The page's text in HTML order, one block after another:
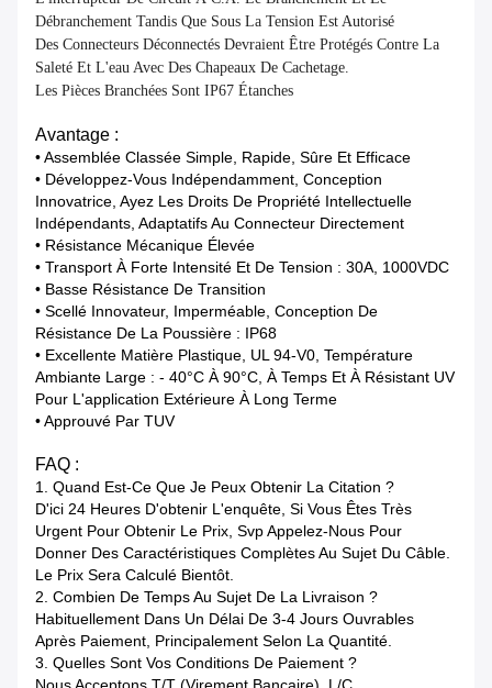
Débranchement Tandis Que Sous La Tension Est Autorisé
Des Connecteurs Déconnectés Devraient Être Protégés Contre La
Saleté Et L'eau Avec Des Chapeaux De Cachetage.
Les Pièces Branchées Sont IP67 Étanches
Avantage :
• Assemblée Classée Simple, Rapide, Sûre Et Efficace
• Développez-Vous Indépendamment, Conception
Innovatrice, Ayez Les Droits De Propriété Intellectuelle
Indépendants, Adaptatifs Au Connecteur Directement
• Résistance Mécanique Élevée
• Transport À Forte Intensité Et De Tension : 30A, 1000VDC
• Basse Résistance De Transition
• Scellé Innovateur, Imperméable, Conception De
Résistance De La Poussière : IP68
• Excellente Matière Plastique, UL 94-V0, Température
Ambiante Large : - 40°c À 90°c, À Temps Et À Résistant UV
Pour L'application Extérieure À Long Terme
• Approuvé Par TUV
FAQ :
1. Quand Est-Ce Que Je Peux Obtenir La Citation ?
D'ici 24 Heures D'obtenir L'enquête, Si Vous Êtes Très
Urgent Pour Obtenir Le Prix, Svp Appelez-Nous Pour
Donner Des Caractéristiques Complètes Au Sujet Du Câble.
Le Prix Sera Calculé Bientôt.
2. Combien De Temps Au Sujet De La Livraison ?
Habituellement Dans Un Délai De 3-4 Jours Ouvrables
Après Paiement, Principalement Selon La Quantité.
3. Quelles Sont Vos Conditions De Paiement ?